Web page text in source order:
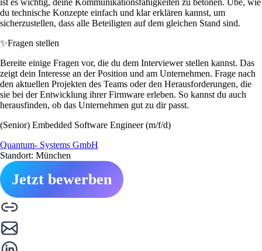
du technische Konzepte einfach und klar erklären kannst, um
sicherzustellen, dass alle Beteiligten auf dem gleichen Stand sind.
✨Fragen stellen
Bereite einige Fragen vor, die du dem Interviewer stellen kannst. Das
zeigt dein Interesse an der Position und am Unternehmen. Frage nach
den aktuellen Projekten des Teams oder den Herausforderungen, die
sie bei der Entwicklung ihrer Firmware erleben. So kannst du auch
herausfinden, ob das Unternehmen gut zu dir passt.
(Senior) Embedded Software Engineer (m/f/d)
Quantum- Systems GmbH
Standort: München
Jetzt bewerben